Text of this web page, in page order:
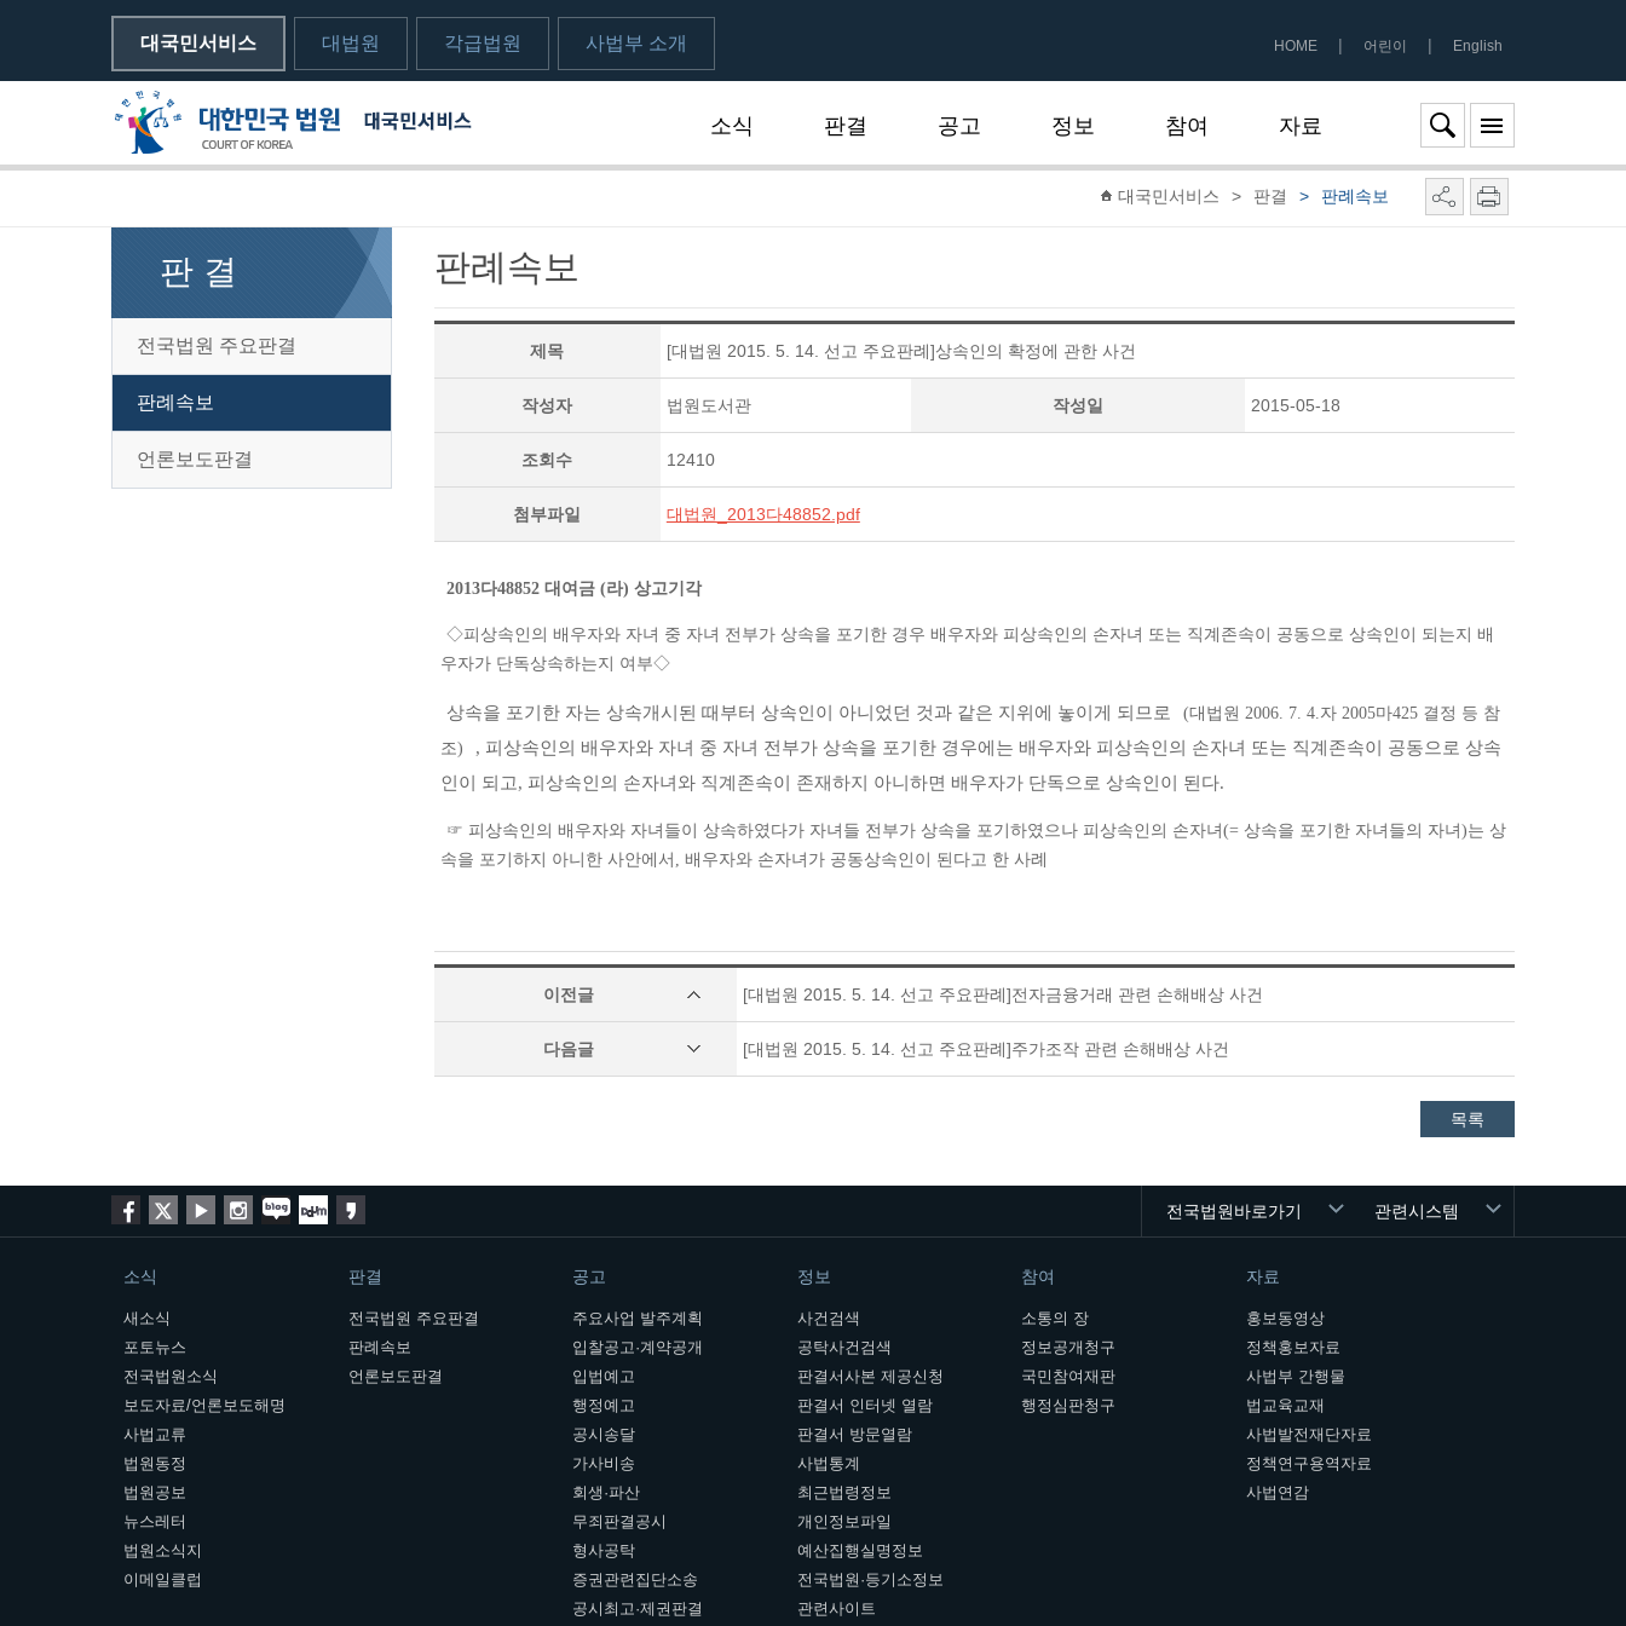
대국민서비스 대법원 각급법원 사법부 소개 HOME | 어린이 | English
소식 판결 공고 정보 참여 자료
메뉴전체보기
대국민서비스 > 판결 > 판례속보
판 결
전국법원 주요판결
판례속보
언론보도판결
판례속보
제목 [대법원 2015. 5. 14. 선고 주요판례]상속인의 확정에 관한 사건
작성자 법원도서관 작성일 2015-05-18
조회수 12410
첨부파일 대법원_2013다48852.pdf
2013다48852 대여금 (라) 상고기각
◇피상속인의 배우자와 자녀 중 자녀 전부가 상속을 포기한 경우 배우자와 피상속인의 손자녀 또는 직계존속이 공동으로 상속인이 되는지 배
우자가 단독상속하는지 여부◇
상속을 포기한 자는 상속개시된 때부터 상속인이 아니었던 것과 같은 지위에 놓이게 되므로
(대법원 2006. 7. 4.자 2005마425 결정 등 참
조)
, 피상속인의 배우자와 자녀 중 자녀 전부가 상속을 포기한 경우에는 배우자와 피상속인의 손자녀 또는 직계존속이 공동으로 상속
인이 되고, 피상속인의 손자녀와 직계존속이 존재하지 아니하면 배우자가 단독으로 상속인이 된다.
☞ 피상속인의 배우자와 자녀들이 상속하였다가 자녀들 전부가 상속을 포기하였으나 피상속인의 손자녀(= 상속을 포기한 자녀들의 자녀)는 상
속을 포기하지 아니한 사안에서, 배우자와 손자녀가 공동상속인이 된다고 한 사례
이전글 [대법원 2015. 5. 14. 선고 주요판례]전자금융거래 관련 손해배상 사건
다음글 [대법원 2015. 5. 14. 선고 주요판례]주가조작 관련 손해배상 사건
목록
전국법원바로가기 관련시스템
소식
새소식
포토뉴스
전국법원소식
보도자료/언론보도해명
사법교류
법원동정
법원공보
뉴스레터
법원소식지
이메일클럽
판결
전국법원 주요판결
판례속보
언론보도판결
공고
주요사업 발주계획
입찰공고·계약공개
입법예고
행정예고
공시송달
가사비송
회생·파산
무죄판결공시
형사공탁
증권관련집단소송
공시최고·제권판결
정보
사건검색
공탁사건검색
판결서사본 제공신청
판결서 인터넷 열람
판결서 방문열람
사법통계
최근법령정보
개인정보파일
예산집행실명정보
전국법원·등기소정보
관련사이트
참여
소통의 장
정보공개청구
국민참여재판
행정심판청구
자료
홍보동영상
정책홍보자료
사법부 간행물
법교육교재
사법발전재단자료
정책연구용역자료
사법연감